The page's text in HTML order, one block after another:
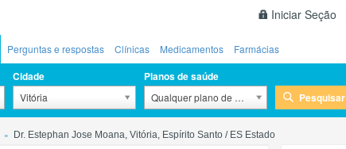
Iniciar Seção
Perguntas e respostas Clínicas Medicamentos Farmácias
Cidade
Vitória
Planos de saúde
Qualquer plano de saúde Pesquisar
Dr. Estephan Jose Moana, Vitória, Espírito Santo / ES Estado